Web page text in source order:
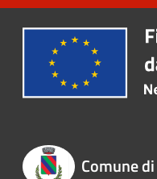
Comune